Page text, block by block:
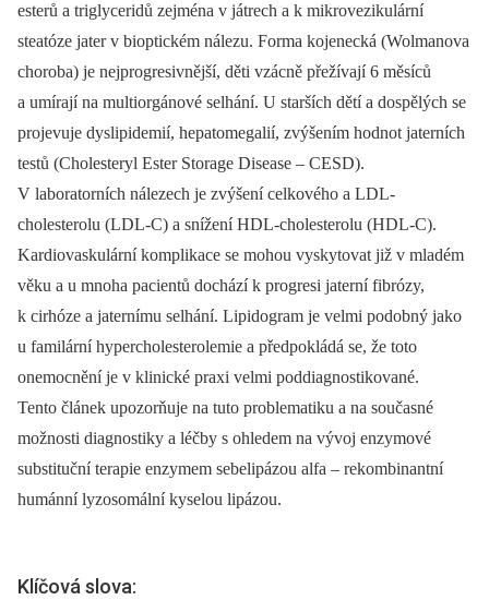
esterů a triglyceridů zejména v játrech a k mikrovezikulární
steatóze jater v bioptickém nálezu. Forma kojenecká (Wolmanova
choroba) je nejprogresivnější, děti vzácně přežívají 6 měsíců
a umírají na multiorgánové selhání. U starších dětí a dospělých se
projevuje dyslipidemií, hepatomegalií, zvýšením hodnot jaterních
testů (Cholesteryl Ester Storage Disease –⁠ CESD).
V laboratorních nálezech je zvýšení celkového a LDL-
cholesterolu (LDL-C) a snížení HDL-cholesterolu (HDL-C).
Kardiovaskulární komplikace se mohou vyskytovat již v mladém
věku a u mnoha pacientů dochází k progresi jaterní fibrózy,
k cirhóze a jaternímu selhání. Lipidogram je velmi podobný jako
u familární hypercholesterolemie a předpokládá se, že toto
onemocnění je v klinické praxi velmi poddiagnostikované.
Tento článek upozorňuje na tuto problematiku a na současné
možnosti diagnostiky a léčby s ohledem na vývoj enzymové
substituční terapie enzymem sebelipázou alfa –⁠ rekombinantní
humánní lyzosomální kyselou lipázou.
Klíčová slova: